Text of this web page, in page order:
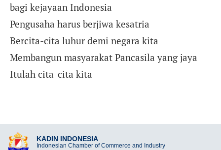
bagi kejayaan Indonesia
Pengusaha harus berjiwa kesatria
Bercita-cita luhur demi negara kita
Membangun masyarakat Pancasila yang jaya
Itulah cita-cita kita
KADIN INDONESIA
Indonesian Chamber of Commerce and Industry